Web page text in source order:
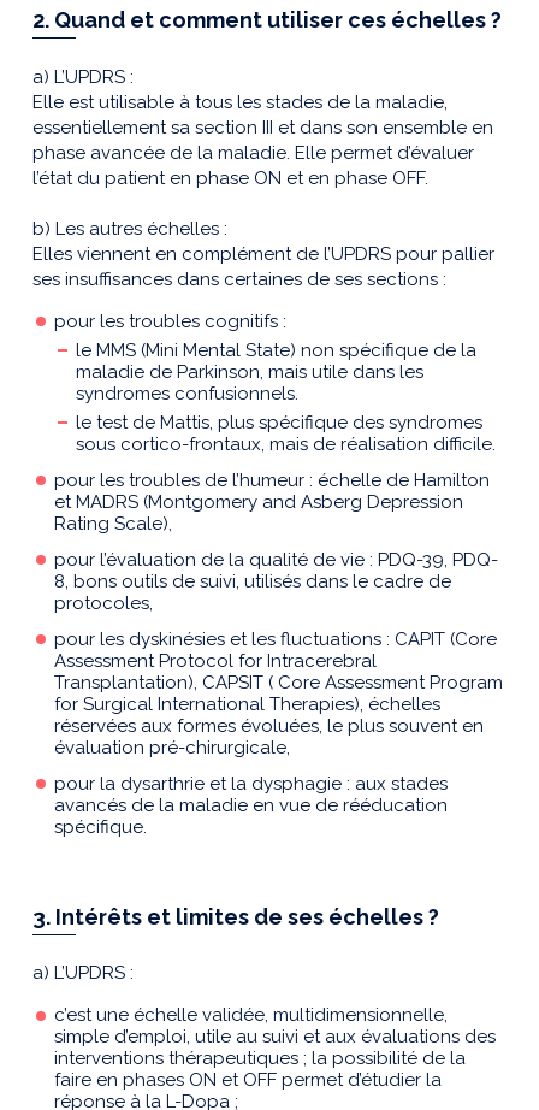
2. Quand et comment utiliser ces échelles ?
a) L’UPDRS :
Elle est utilisable à tous les stades de la maladie,
essentiellement sa section III et dans son ensemble en
phase avancée de la maladie. Elle permet d’évaluer
l’état du patient en phase ON et en phase OFF.
b) Les autres échelles :
Elles viennent en complément de l’UPDRS pour pallier
ses insuffisances dans certaines de ses sections :
pour les troubles cognitifs :
le MMS (Mini Mental State) non spécifique de la
maladie de Parkinson, mais utile dans les
syndromes confusionnels.
le test de Mattis, plus spécifique des syndromes
sous cortico-frontaux, mais de réalisation difficile.
pour les troubles de l’humeur : échelle de Hamilton
et MADRS (Montgomery and Asberg Depression
Rating Scale),
pour l’évaluation de la qualité de vie : PDQ-39, PDQ-
8, bons outils de suivi, utilisés dans le cadre de
protocoles,
pour les dyskinésies et les fluctuations : CAPIT (Core
Assessment Protocol for Intracerebral
Transplantation), CAPSIT ( Core Assessment Program
for Surgical International Therapies), échelles
réservées aux formes évoluées, le plus souvent en
évaluation pré-chirurgicale,
pour la dysarthrie et la dysphagie : aux stades
avancés de la maladie en vue de rééducation
spécifique.
3. Intérêts et limites de ses échelles ?
a) L’UPDRS :
c’est une échelle validée, multidimensionnelle,
simple d’emploi, utile au suivi et aux évaluations des
interventions thérapeutiques ; la possibilité de la
faire en phases ON et OFF permet d’étudier la
réponse à la L-Dopa ;